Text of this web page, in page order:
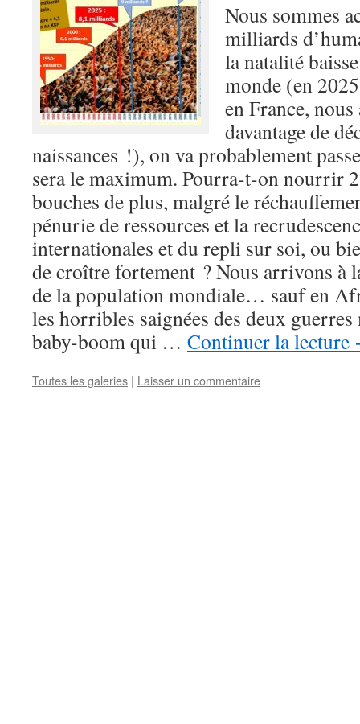
Nous sommes
milliards
la natalité
monde (en
en France,
davantage de
naissances !), on va probablement
sera le maximum. Pourra-t-on nourrir
bouches de plus, malgré le
pénurie de ressources et la
internationales et du repli sur soi, ou
de croître fortement ? Nous arrivons à
de la population mondiale… sauf en
les horribles saignées des deux
baby-boom qui … Continuer la lecture
Toutes les galeries | Laisser un commentaire